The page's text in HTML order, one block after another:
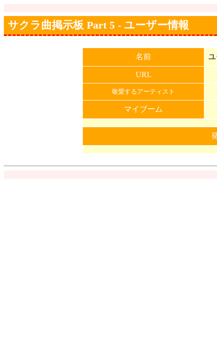
サクラ曲掲示板 Part 5 - ユーザー情報
名前
URL
敬愛するアーティスト
マイブーム